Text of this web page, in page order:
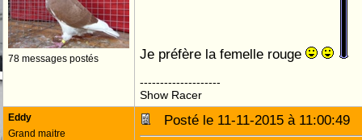
78 messages postés Je préfère la femelle rouge
--------------------
Show Racer
Eddy
Grand maitre
Posté le 11-11-2015 à 11:00:49